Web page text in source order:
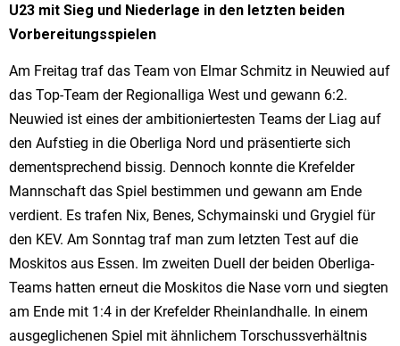
U23 mit Sieg und Niederlage in den letzten beiden
Vorbereitungsspielen
Am Freitag traf das Team von Elmar Schmitz in Neuwied auf
das Top-Team der Regionalliga West und gewann 6:2.
Neuwied ist eines der ambitioniertesten Teams der Liag auf
den Aufstieg in die Oberliga Nord und präsentierte sich
dementsprechend bissig. Dennoch konnte die Krefelder
Mannschaft das Spiel bestimmen und gewann am Ende
verdient. Es trafen Nix, Benes, Schymainski und Grygiel für
den KEV. Am Sonntag traf man zum letzten Test auf die
Moskitos aus Essen. Im zweiten Duell der beiden Oberliga-
Teams hatten erneut die Moskitos die Nase vorn und siegten
am Ende mit 1:4 in der Krefelder Rheinlandhalle. In einem
ausgeglichenen Spiel mit ähnlichem Torschussverhältnis